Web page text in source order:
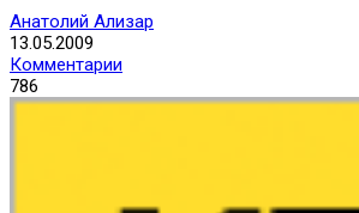
Анатолий Ализар
13.05.2009
Комментарии
786